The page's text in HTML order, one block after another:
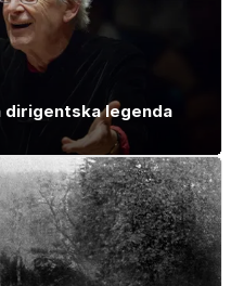
dirigentska legenda